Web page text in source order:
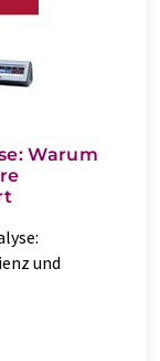
Warum
und